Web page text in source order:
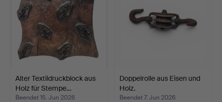
Alter Textildruckblock aus
Holz für Stempe…
Beendet 15. Jun 2026
Doppelrolle aus Eisen und
Holz.
Beendet 7. Jun 2026